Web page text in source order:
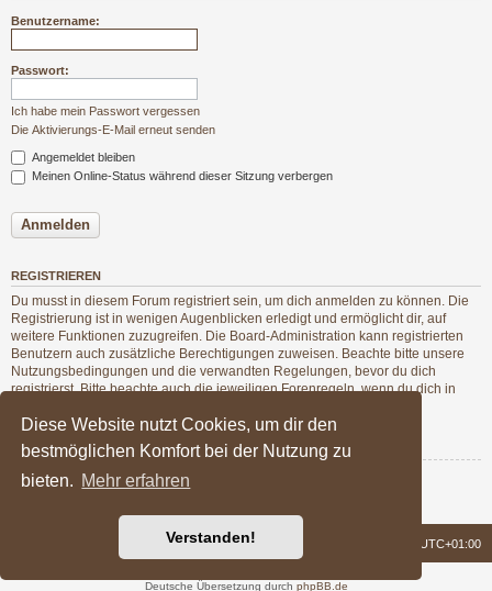
Diese Website nutzt Cookies, um dir den
bestmöglichen Komfort bei der Nutzung zu
bieten. Mehr erfahren
Verstanden!
Benutzername:
Passwort:
Ich habe mein Passwort vergessen
Die Aktivierungs-E-Mail erneut senden
Angemeldet bleiben
Meinen Online-Status während dieser Sitzung verbergen
REGISTRIEREN
Du musst in diesem Forum registriert sein, um dich anmelden zu können. Die
Registrierung ist in wenigen Augenblicken erledigt und ermöglicht dir, auf
weitere Funktionen zuzugreifen. Die Board-Administration kann registrierten
Benutzern auch zusätzliche Berechtigungen zuweisen. Beachte bitte unsere
Nutzungsbedingungen und die verwandten Regelungen, bevor du dich
registrierst. Bitte beachte auch die jeweiligen Forenregeln, wenn du dich in
Datenschutzerklärung
Registrieren
UTC+01:00
Deutsche Übersetzung durch phpBB.de